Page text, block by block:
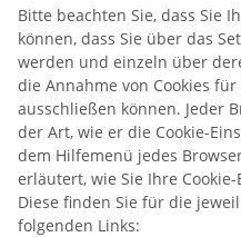
Bitte beachten Sie, dass Sie
können, dass Sie über das
werden und einzeln über
die Annahme von Cookies
ausschließen können. Jeder
der Art, wie er die Cookie-
dem Hilfemenü jedes
erläutert, wie Sie Ihre
Diese finden Sie für die
folgenden Links: